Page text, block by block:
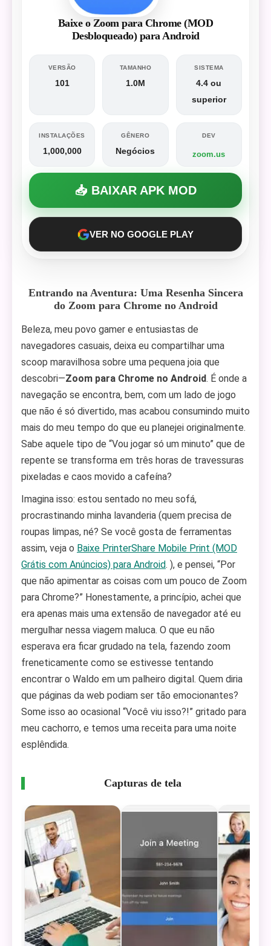
Baixe o Zoom para Chrome (MOD
Desbloqueado) para Android
VERSÃO
101
TAMANHO
1.0M
SISTEMA
4.4 ou
superior
INSTALAÇÕES
1,000,000
GÊNERO
Negócios
DEV
zoom.us
📥 BAIXAR APK MOD
VER NO GOOGLE PLAY
Entrando na Aventura: Uma Resenha Sincera
do Zoom para Chrome no Android
Beleza, meu povo gamer e entusiastas de
navegadores casuais, deixa eu compartilhar uma
scoop maravilhosa sobre uma pequena joia que
descobri—Zoom para Chrome no Android. É onde a
navegação se encontra, bem, com um lado de jogo
que não é só divertido, mas acabou consumindo muito
mais do meu tempo do que eu planejei originalmente.
Sabe aquele tipo de “Vou jogar só um minuto” que de
repente se transforma em três horas de travessuras
pixeladas e caos movido a cafeína?
Imagina isso: estou sentado no meu sofá,
procrastinando minha lavanderia (quem precisa de
roupas limpas, né? Se você gosta de ferramentas
assim, veja o Baixe PrinterShare Mobile Print (MOD
Grátis com Anúncios) para Android. ), e pensei, “Por
que não apimentar as coisas com um pouco de Zoom
para Chrome?” Honestamente, a princípio, achei que
era apenas mais uma extensão de navegador até eu
mergulhar nessa viagem maluca. O que eu não
esperava era ficar grudado na tela, fazendo zoom
freneticamente como se estivesse tentando
encontrar o Waldo em um palheiro digital. Quem diria
que páginas da web podiam ser tão emocionantes?
Some isso ao ocasional “Você viu isso?!” gritado para
meu cachorro, e temos uma receita para uma noite
esplêndida.
Capturas de tela